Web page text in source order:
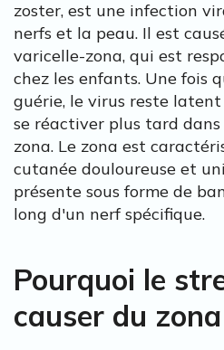
zoster, est une infection
nerfs et la peau. Il est
varicelle-zona, qui est
chez les enfants. Une fois
guérie, le virus reste
se réactiver plus tard
zona. Le zona est
cutanée douloureuse et
présente sous forme de
long d'un nerf spécifique.
Pourquoi le
causer du